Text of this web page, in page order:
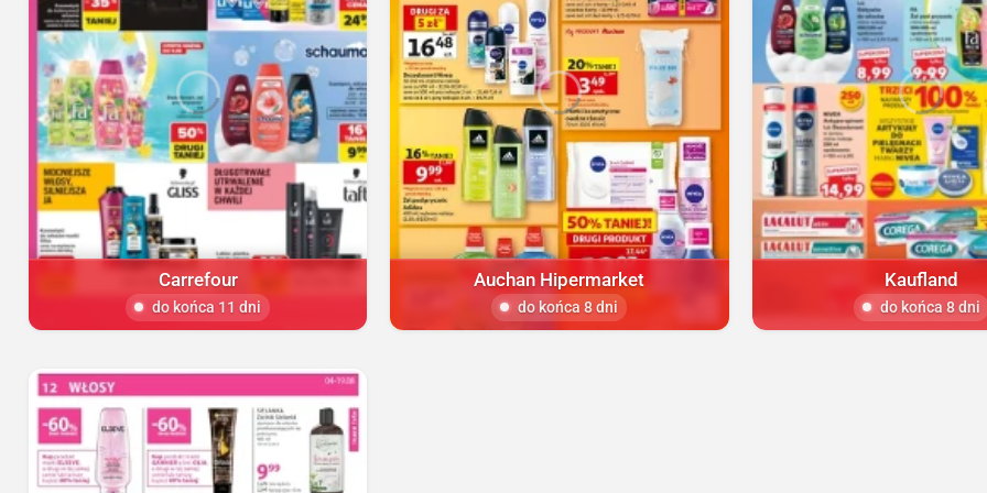
Carrefour
do końca 11 dni
Auchan Hipermarket
do końca 8 dni
Kaufland
do końca 8 dni